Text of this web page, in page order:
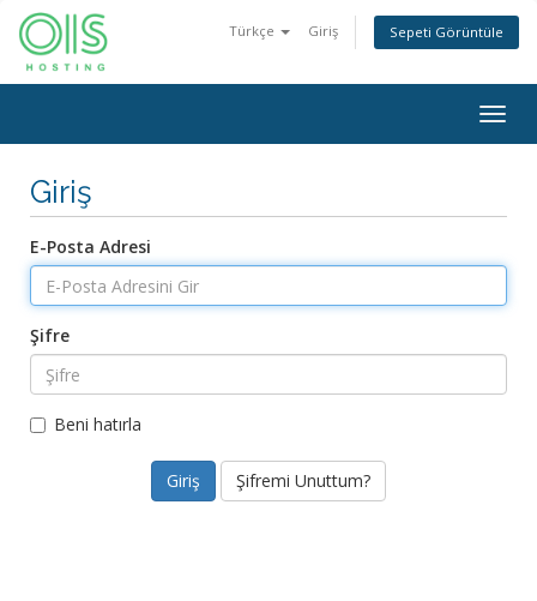
Türkçe Giriş Sepeti Görüntüle
Giriş
E-Posta Adresi
Şifre
Beni hatırla
Şifremi Unuttum?